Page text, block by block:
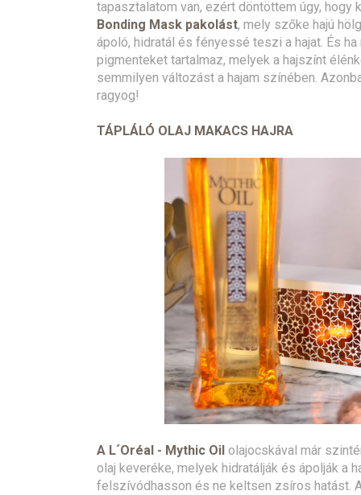
tapasztalatom van, ezért döntöttem úgy, hogy
Bonding Mask pakolást, mely szőke hajú
ápoló, hidratál és fényessé teszi a hajat. És
pigmenteket tartalmaz, melyek a hajszínt
semmilyen változást a hajam színében.
ragyog!
TÁPLÁLÓ OLAJ MAKACS HAJRA
A L´Oréal - Mythic Oil olajocskával már
olaj keveréke, melyek hidratálják és ápolják a
felszívódhasson és ne keltsen zsíros hatást.